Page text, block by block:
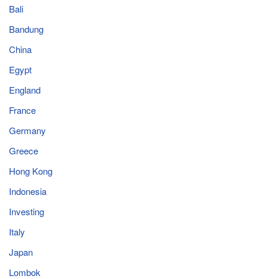
Bali
Bandung
China
Egypt
England
France
Germany
Greece
Hong Kong
Indonesia
Investing
Italy
Japan
Lombok